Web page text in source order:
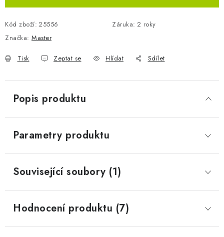
Kód zboží: 25556 Záruka: 2 roky
Značka: Master
Tisk Zeptat se Hlídat Sdílet
Popis produktu
Parametry produktu
Související soubory (1)
Hodnocení produktu (7)